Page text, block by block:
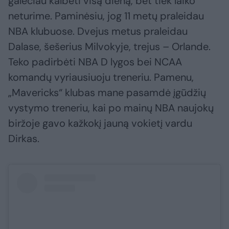
neturime. Paminėsiu, jog 11 metų praleidau
NBA klubuose. Dvejus metus praleidau
Dalase, šešerius Milvokyje, trejus – Orlande.
Teko padirbėti NBA D lygos bei NCAA
komandų vyriausiuoju treneriu. Pamenu,
„Mavericks“ klubas mane pasamdė įgūdžių
vystymo treneriu, kai po mainų NBA naujokų
biržoje gavo kažkokį jauną vokietį vardu
Dirkas.